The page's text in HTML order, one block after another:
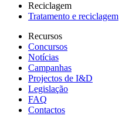
Reciclagem
Tratamento e reciclagem
Recursos
Concursos
Notícias
Campanhas
Projectos de I&D
Legislação
FAQ
Contactos